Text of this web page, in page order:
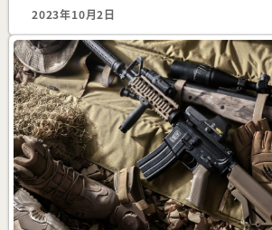
2023年10月2日